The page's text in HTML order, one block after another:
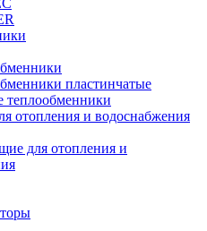
пластинчатые
теплообменники
отопления и водоснабжения
для отопления и